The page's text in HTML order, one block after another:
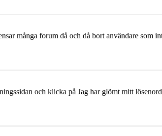
många forum då och då bort användare som
och klicka på Jag har glömt mitt